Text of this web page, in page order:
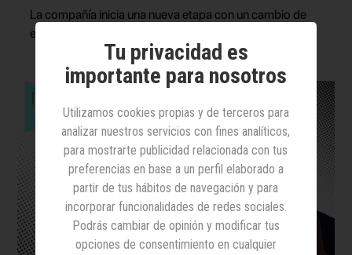
La compañía inicia una nueva etapa con un cambio de
estructura en el departamento
Tu privacidad es
importante para nosotros
Utilizamos cookies propias y de terceros para
analizar nuestros servicios con fines analíticos,
para mostrarte publicidad relacionada con tus
preferencias en base a un perfil elaborado a
partir de tus hábitos de navegación y para
incorporar funcionalidades de redes sociales.
Podrás cambiar de opinión y modificar tus
opciones de consentimiento en cualquier